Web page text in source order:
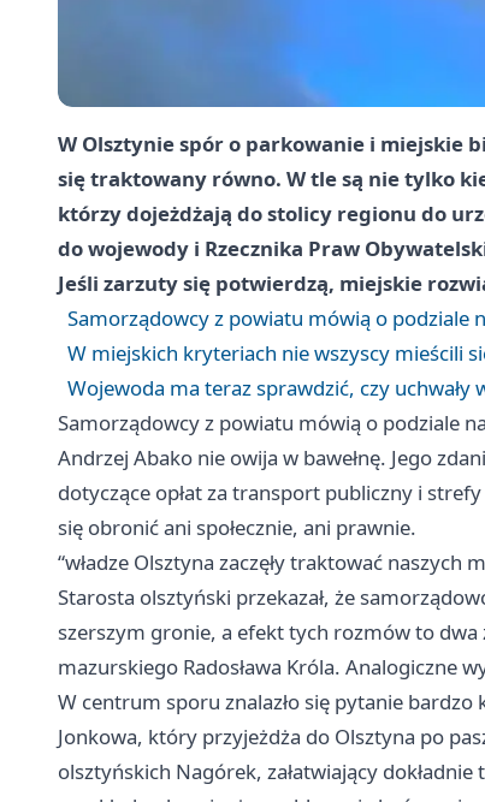
W Olsztynie spór o parkowanie i miejskie
się traktowany równo. W tle są nie tylko
którzy dojeżdżają do stolicy regionu do
do wojewody i Rzecznika Praw
Jeśli zarzuty się potwierdzą, miejskie
Samorządowcy z powiatu mówią o podziale
W miejskich kryteriach nie wszyscy mieścili
Wojewoda ma teraz sprawdzić, czy
Samorządowcy z powiatu mówią o podziale
Andrzej Abako nie owija w bawełnę. Jego
dotyczące opłat za transport publiczny i
się obronić ani społecznie, ani prawnie.
“władze Olsztyna zaczęły traktować
Starosta olsztyński przekazał, że
szerszym gronie, a efekt tych rozmów to
mazurskiego Radosława Króla. Analogiczne
W centrum sporu znalazło się pytanie
Jonkowa, który przyjeżdża do Olsztyna po
olsztyńskich Nagórek, załatwiający